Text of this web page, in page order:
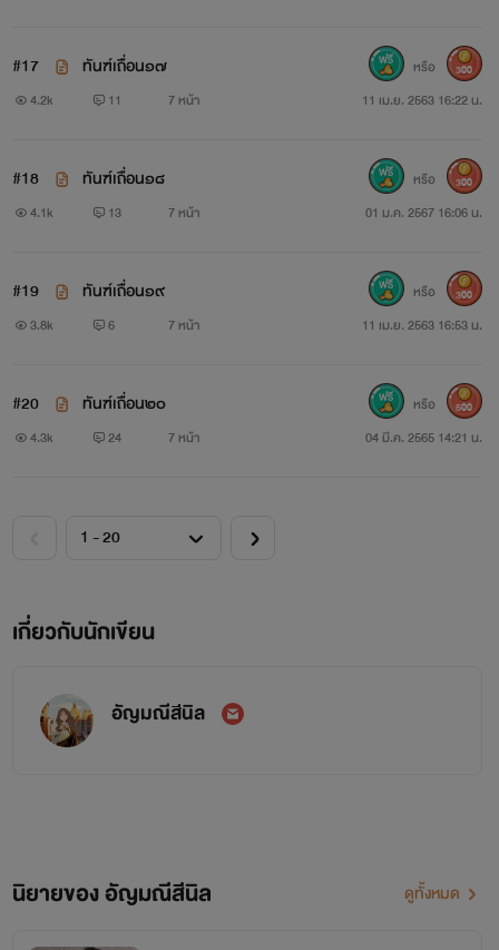
#17 ทันฑ์เถื่อน๑๗
4.2k 11 7 หน้า 11 เม.ย. 2563 16:22 น.
หรือ 300
#18 ทันฑ์เถื่อน๑๘
4.1k 13 7 หน้า 01 ม.ค. 2567 16:06 น.
หรือ 300
#19 ทันฑ์เถื่อน๑๙
3.8k 6 7 หน้า 11 เม.ย. 2563 16:53 น.
หรือ 300
#20 ทันฑ์เถื่อน๒๐
4.3k 24 7 หน้า 04 มี.ค. 2565 14:21 น.
หรือ 500
เกี่ยวกับนักเขียน
อัญมณีสีนิล
นิยายของ อัญมณีสีนิล ดูทั้งหมด